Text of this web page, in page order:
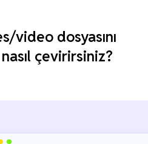
video dosyasını
çevirirsiniz?